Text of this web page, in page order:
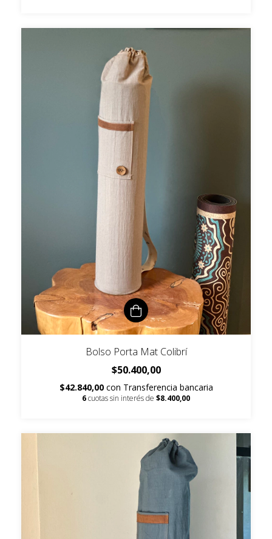
Bolso Porta Mat Colibrí
$50.400,00
$42.840,00 con Transferencia bancaria
6cuotas sin interés de $8.400,00